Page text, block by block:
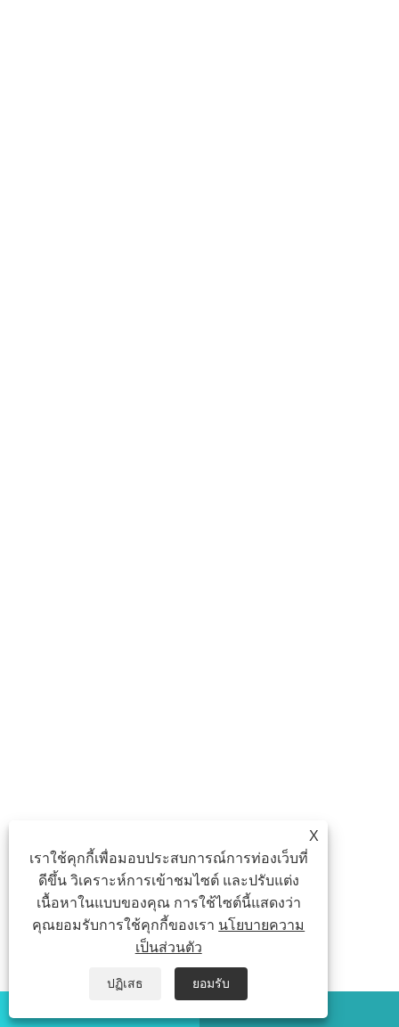
X
เราใช้คุกกี้เพื่อมอบประสบการณ์การท่องเว็บที่
ดีขึ้น วิเคราะห์การเข้าชมไซต์ และปรับแต่ง
เนื้อหาในแบบของคุณ การใช้ไซต์นี้แสดงว่า
คุณยอมรับการใช้คุกกี้ของเรา นโยบายความ
เป็นส่วนตัว
ปฏิเสธ
ยอมรับ